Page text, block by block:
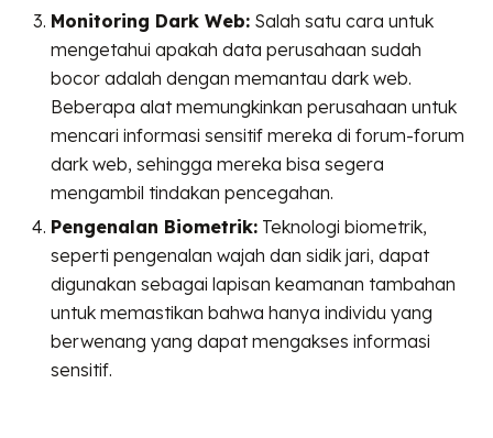
Monitoring Dark Web: Salah satu cara untuk
mengetahui apakah data perusahaan sudah
bocor adalah dengan memantau dark web.
Beberapa alat memungkinkan perusahaan untuk
mencari informasi sensitif mereka di forum-forum
dark web, sehingga mereka bisa segera
mengambil tindakan pencegahan.
Pengenalan Biometrik: Teknologi biometrik,
seperti pengenalan wajah dan sidik jari, dapat
digunakan sebagai lapisan keamanan tambahan
untuk memastikan bahwa hanya individu yang
berwenang yang dapat mengakses informasi
sensitif.